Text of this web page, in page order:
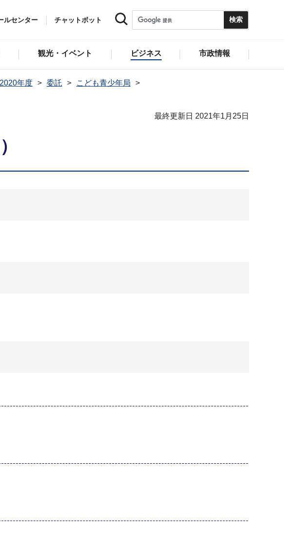
ルセンター チャットボット
観光・イベント ビジネス 市政情報
2020年度 委託
こども青少年局
最終更新日 2021年1月25日